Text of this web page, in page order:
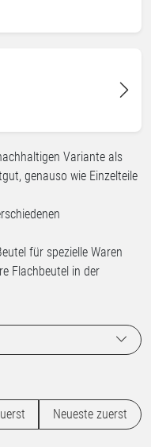
Variante als
genauso wie Einzelteile
für spezielle Waren
Flachbeutel in der
Neueste zuerst